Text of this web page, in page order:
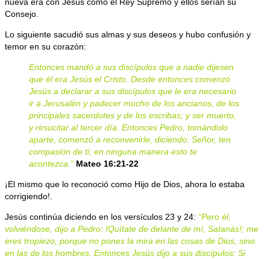
Consejo.
Lo siguiente sacudió sus almas y sus deseos y hubo confusión y
temor en su corazón:
Entonces mandó a sus discípulos que a nadie dijesen
que él era Jesús el Cristo. Desde entonces comenzó
Jesús a declarar a sus discípulos que le era necesario
ir a Jerusalén y padecer mucho de los ancianos, de los
principales sacerdotes y de los escribas; y ser muerto,
y resucitar al tercer día. Entonces Pedro, tomándolo
aparte, comenzó a reconvenirle, diciendo: Señor, ten
compasión de ti; en ninguna manera esto te
acontezca.” Mateo 16:21-22
¡El mismo que lo reconoció como Hijo de Dios, ahora lo estaba
corrigiendo!.
Jesús continúa diciendo en los versículos 23 y 24: “Pero él,
volviéndose, dijo a Pedro: !Quítate de delante de mí, Satanás!; me
eres tropiezo, porque no pones la mira en las cosas de Dios, sino
en las de los hombres. Entonces Jesús dijo a sus discípulos: Si